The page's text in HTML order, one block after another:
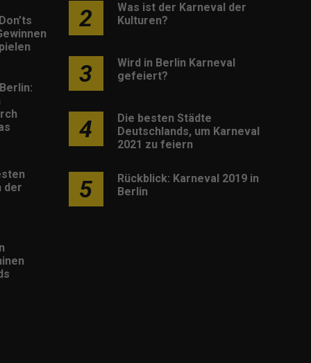
der
2
Was ist der Karneval der
Kulturen?
3
Wird in Berlin Karneval
gefeiert?
4
Die besten Städte
Deutschlands, um Karneval
2021 zu feiern
5
Rückblick: Karneval 2019 in
Berlin